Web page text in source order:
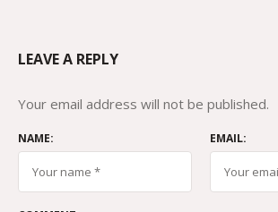
LEAVE A REPLY
Your email address will not be published.
NAME: EMAIL: